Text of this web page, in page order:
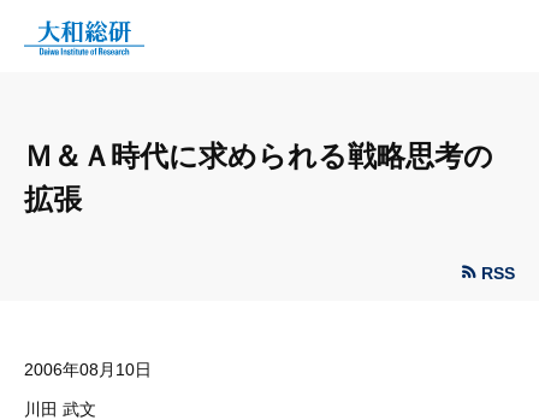
Ｍ＆Ａ時代に求められる戦略思考の
拡張
RSS
2006年08月10日
川田 武文